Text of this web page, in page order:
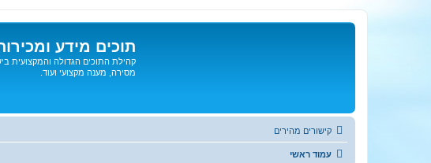
תוכים מידע
קהילת התוכים הגדולה והמקצועית
מסירה, מענה מקצועי ועוד.
קישורים מהירים
עמוד ראשי